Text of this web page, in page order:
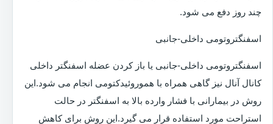
چند روز دفع می شود.
اسفنگتروتومی داخلی-جانبی
اسفنگتروتومی داخلی-جانبی یا باز کردن عضله اسفنگتر داخلی
کانال آنال نیز گاهی همراه با هموروئیدکتومی انجام می شود.این
روش در بیمارانی با فشار وارده بالا به اسفنگتر در حالت
استراحت مورد استفاده قرار می گیرد.این روش برای کاهش